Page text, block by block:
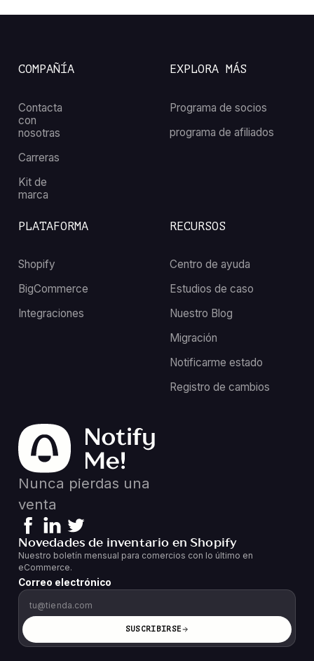
COMPAÑÍA
Contacta
con
nosotras
Carreras
Kit de
marca
RECURSOS
Centro de ayuda
Estudios de caso
Nuestro Blog
Migración
Notificarme estado
Registro de cambios
EXPLORA MÁS
Programa de socios
programa de afiliados
PLATAFORMA
Shopify
BigCommerce
Integraciones
Nunca pierdas una
venta
Novedades de inventario en Shopify
Nuestro boletín mensual para comercios con lo último en
eCommerce.
Correo electrónico
SUSCRIBIRSE